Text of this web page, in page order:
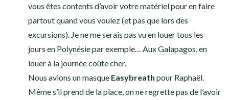
beaucoup plus confortable un une pièce quand il s’agit
de porter par dessus les combinaisons de plongée.
valide donc notre choix!
On avait chacun une paire dechaussures de piscine
J’avais hésité avant de partir: ça prend de la place dans
les sacs à dos! Mais beaucoup de voyageurs me le
conseillait, et au final on est complètement d’accord